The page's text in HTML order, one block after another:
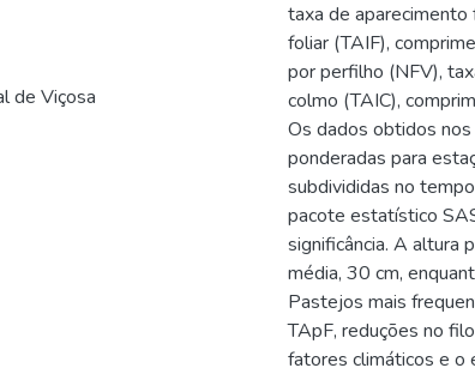
de Viçosa
taxa de aparecimento
foliar (TAIF),
por perfilho (NFV),
colmo (TAIC),
Os dados obtidos
ponderadas para
subdivididas no
pacote estatístico
significância. A altura
média, 30 cm,
Pastejos mais
TApF, reduções no
fatores climáticos e o